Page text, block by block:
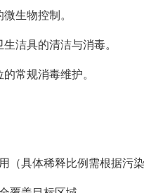
生物控制。
洁具的清洁与消毒。
常规消毒维护。
（具体稀释比例需根据污染